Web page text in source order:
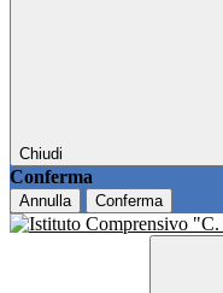
Chiudi
Conferma
Annulla Conferma